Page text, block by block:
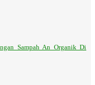
Sampah An Organik Di